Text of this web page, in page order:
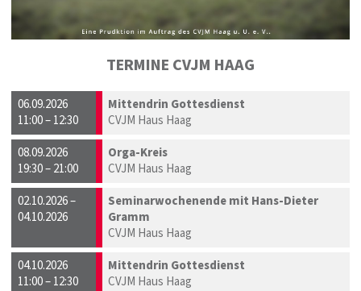
TERMINE CVJM HAAG
06.09.2026
11:00 – 12:30
Mittendrin Gottesdienst
CVJM Haus Haag
08.09.2026
19:30 – 21:00
Orga-Kreis
CVJM Haus Haag
02.10.2026 –
04.10.2026
Seminarwochenende mit Hans-Dieter
Gramm
CVJM Haus Haag
04.10.2026
11:00 – 12:30
Mittendrin Gottesdienst
CVJM Haus Haag